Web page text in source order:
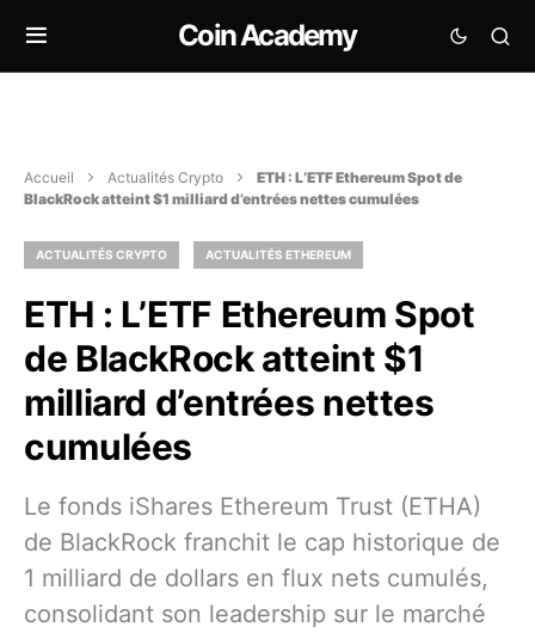
Coin Academy
Accueil Actualités Crypto
ETH : L’ETF Ethereum Spot de
BlackRock atteint $1 milliard d’entrées nettes cumulées
ACTUALITÉS CRYPTO ACTUALITÉS ETHEREUM
ETH : L’ETF Ethereum Spot
de BlackRock atteint $1
milliard d’entrées nettes
cumulées
Le fonds iShares Ethereum Trust (ETHA)
de BlackRock franchit le cap historique de
1 milliard de dollars en flux nets cumulés,
consolidant son leadership sur le marché